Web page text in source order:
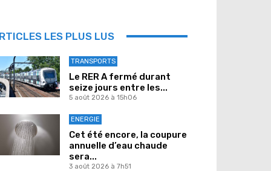
LES PLUS LUS
TRANSPORTS
Le RER A fermé durant
seize jours entre les...
5 août 2026 à 15h06
ENERGIE
Cet été encore, la coupure
annuelle d’eau chaude
sera...
3 août 2026 à 7h51